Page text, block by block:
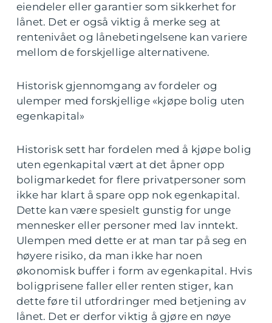
eiendeler eller garantier som sikkerhet for
lånet. Det er også viktig å merke seg at
rentenivået og lånebetingelsene kan variere
mellom de forskjellige alternativene.
Historisk gjennomgang av fordeler og
ulemper med forskjellige «kjøpe bolig uten
egenkapital»
Historisk sett har fordelen med å kjøpe bolig
uten egenkapital vært at det åpner opp
boligmarkedet for flere privatpersoner som
ikke har klart å spare opp nok egenkapital.
Dette kan være spesielt gunstig for unge
mennesker eller personer med lav inntekt.
Ulempen med dette er at man tar på seg en
høyere risiko, da man ikke har noen
økonomisk buffer i form av egenkapital. Hvis
boligprisene faller eller renten stiger, kan
dette føre til utfordringer med betjening av
lånet. Det er derfor viktig å gjøre en nøye